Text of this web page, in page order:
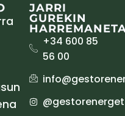
JARRI
GUREKIN
+34 600 85
56 00